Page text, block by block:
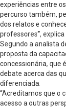
experiências entre
percurso também,
dos relatos e
professores”, explica
Segundo a analista
proposta da
concessionária, que
debate acerca das
diferenciada.
“Acreditamos que o
acesso a outras